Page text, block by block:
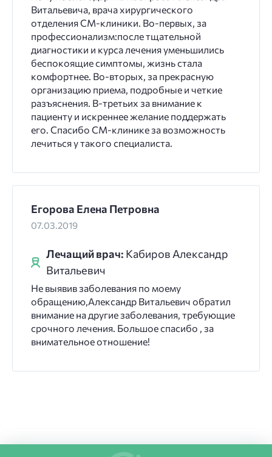
Витальевича, врача хирургического
отделения СМ-клиники. Во-первых, за
профессионализм:после тщательной
диагностики и курса лечения уменьшились
беспокоящие симптомы, жизнь стала
комфортнее. Во-вторых, за прекрасную
организацию приема, подробные и четкие
разъяснения. В-третьих за внимание к
пациенту и искреннее желание поддержать
его. Спасибо СМ-клинике за возможность
лечиться у такого специалиста.
Егорова Елена Петровна
07.03.2019
Лечащий врач: Кабиров Александр
Витальевич
Не выявив заболевания по моему
обращению,Александр Витальевич обратил
внимание на другие заболевания, требующие
срочного лечения. Большое спасибо , за
внимательное отношение!